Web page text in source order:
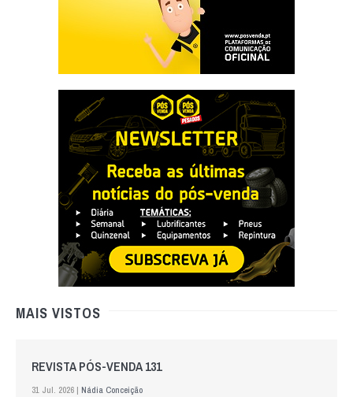
MAIS VISTOS
REVISTA PÓS-VENDA 131
31 Jul. 2026 | Nádia Conceição